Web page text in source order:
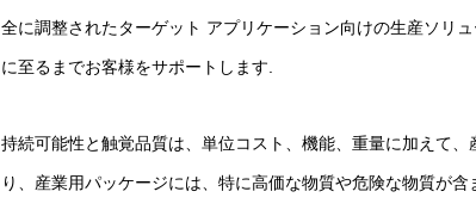
全に調整されたターゲット アプリケーション向けの生産ソリ
に至るまでお客様をサポ​​ートします.
持続可能性と触覚品質は、単位コスト、機能、重量に加えて
り、産業用パッケージには、特に高価な物質や危険な物質が